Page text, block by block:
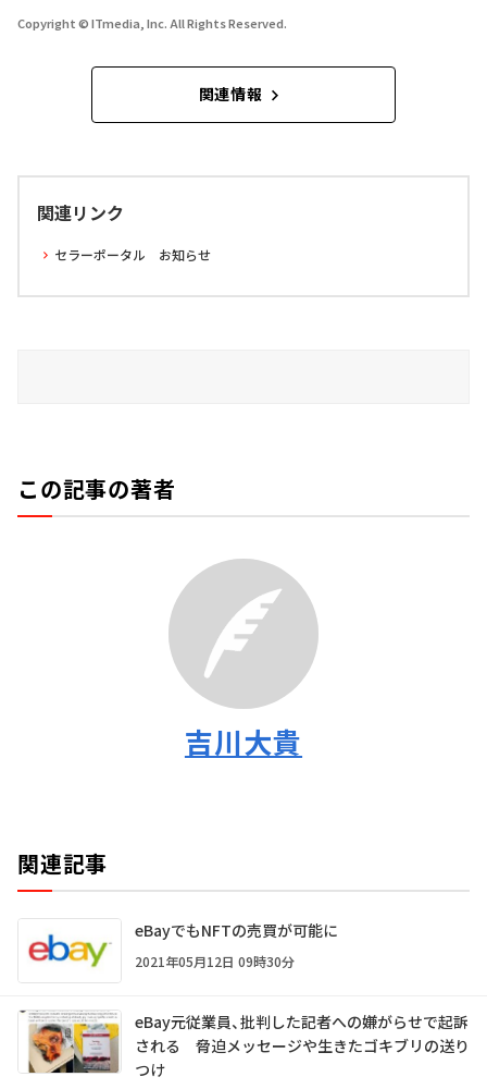
Copyright © ITmedia, Inc. All Rights Reserved.
関連情報
関連リンク
セラーポータル お知らせ
この記事の著者
吉川大貴
関連記事
eBayでもNFTの売買が可能に
2021年05月12日 09時30分
eBay元従業員、批判した記者への嫌がらせで起訴
される 脅迫メッセージや生きたゴキブリの送り
つけ